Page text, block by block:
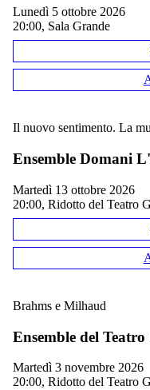
lunedì 5 ottobre 2026
20:00, Sala Grande
Il nuovo sentimento. La
Ensemble Domani
martedì 13 ottobre 2026
20:00, Ridotto del Teatro
Brahms e Milhaud
Ensemble del
martedì 3 novembre 2026
20:00, Ridotto del Teatro